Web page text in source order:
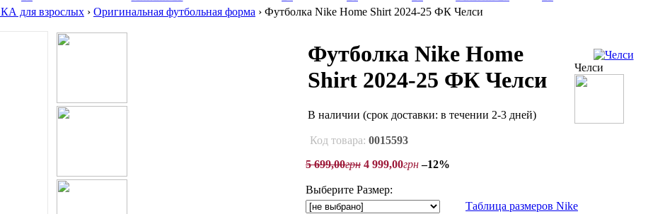
взрослых › Оригинальная футбольная форма › Футболка Nike Home Shirt 2024-25 ФК Челси
Футболка Nike Home
Shirt 2024-25 ФК Челси
В наличии (срок доставки: в течении 2-3 дней)
Код товара: 0015593
Челси
5 699,00грн 4 999,00грн –12%
Выберите Размер:
Таблица размеров Nike